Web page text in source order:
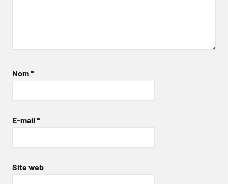
Nom*
E-mail *
Site web